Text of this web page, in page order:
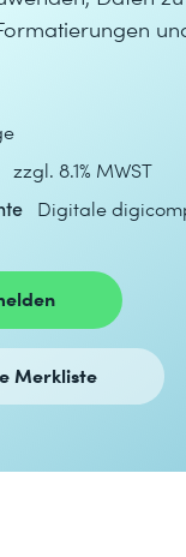
zzgl. 8.1% MWST
Digitale
Merkliste